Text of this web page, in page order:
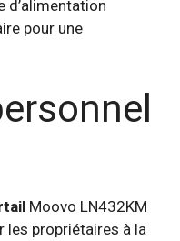
d’alimentation
pour une
Moovo LN432KM
les propriétaires à la